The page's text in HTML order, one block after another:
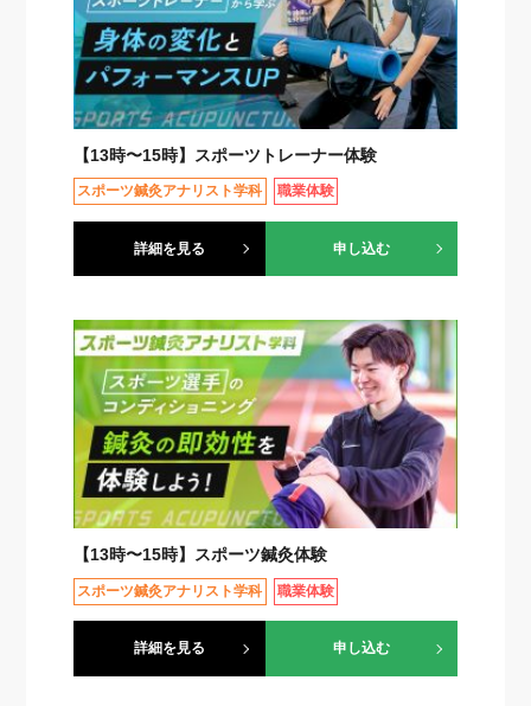
【13時〜15時】スポーツトレーナー体験
スポーツ鍼灸アナリスト学科 職業体験
詳細を見る 申し込む
【13時〜15時】スポーツ鍼灸体験
スポーツ鍼灸アナリスト学科 職業体験
詳細を見る 申し込む